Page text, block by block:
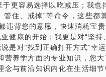
的，以人为镜，可以明得失
克制的，却是别人习以为常
少才胖的吗？
行医学营养治疗
更容易选择以吃减压；我也
住、戒掉”等命令，这些都
违背您的意愿，快速消耗宝
健康的开始；我更是对“坚持
是对“找到正确打开方式”幸
养学方面的专业知识，您
与前沿知识内化在生活细